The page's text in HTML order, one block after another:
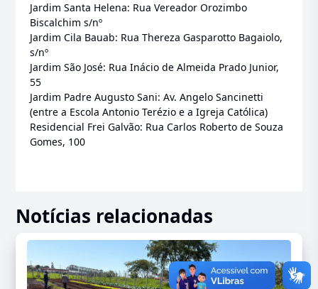
Jardim Santa Helena: Rua Vereador Orozimbo
Biscalchim s/nº
Jardim Cila Bauab: Rua Thereza Gasparotto Bagaiolo,
s/nº
Jardim São José: Rua Inácio de Almeida Prado Junior,
55
Jardim Padre Augusto Sani: Av. Angelo Sancinetti
(entre a Escola Antonio Terézio e a Igreja Católica)
Residencial Frei Galvão: Rua Carlos Roberto de Souza
Gomes, 100
Notícias relacionadas